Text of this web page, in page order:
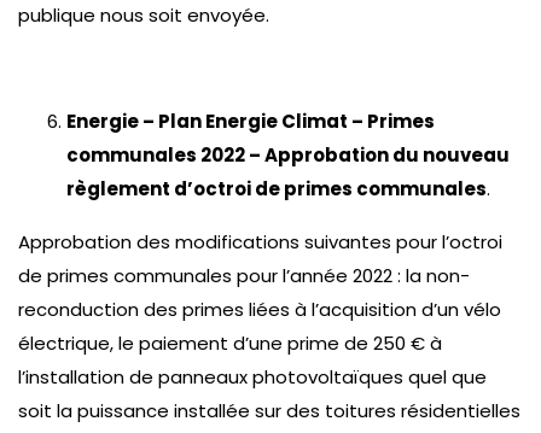
publique nous soit envoyée.
Energie – Plan Energie Climat – Primes
communales 2022 – Approbation du nouveau
règlement d’octroi de primes communales.
Approbation des modifications suivantes pour l’octroi
de primes communales pour l’année 2022 : la non-
reconduction des primes liées à l’acquisition d’un vélo
électrique, le paiement d’une prime de 250 € à
l’installation de panneaux photovoltaïques quel que
soit la puissance installée sur des toitures résidentielles